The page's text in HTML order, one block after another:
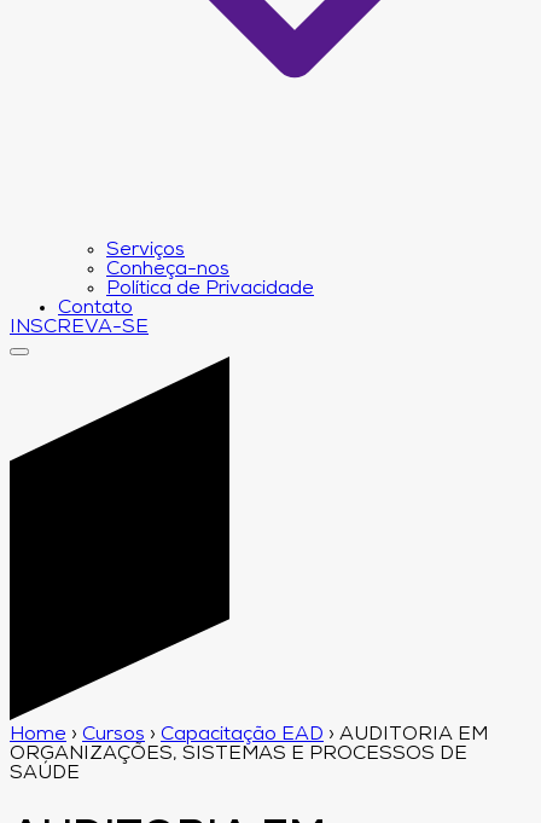
Serviços
Conheça-nos
Política de Privacidade
Contato
INSCREVA-SE
Home › Cursos › Capacitação EAD › AUDITORIA EM
ORGANIZAÇÕES, SISTEMAS E PROCESSOS DE
SAÚDE